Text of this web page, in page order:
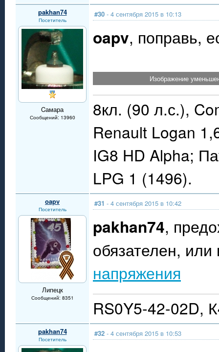
pakhan74
Посетитель
Cамара
Сообщений: 13960
#30 - 4 сентября 2015 в 10:13
oapv, поправь,
Изображение
8кл. (90 л.с.),
Renault Logan
IG8 HD Alpha;
LPG 1 (1496).
oapv
Посетитель
Липецк
Сообщений: 8351
#31 - 4 сентября 2015 в 10:42
pakhan74,
обязателен,
напряжения
RS0Y5-42-02D,
pakhan74
Посетитель
#32 - 4 сентября 2015 в 10:53